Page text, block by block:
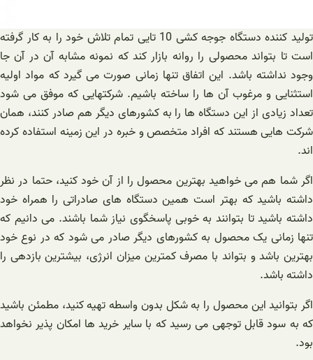
تولید کننده دستگاه جوجه کشی 10 تایی تمام تلاش خود را به کار گرفته
است تا بتواند محصولی را روانه بازار کند که نمونه مشابه آن در آن جا
وجود نداشته باشد. این اتفاق تنها زمانی صورت می گیرد که مواد اولیه
استثنایی و مرغوب آن ها را ساخته باشیم. شرکتهایی که موفق می شود
تعداد زیادی از این دستگاه ها را به کشورهای دیگر هم صادر کنند، همان
شرکت هایی هستند که افراد متخصص و خبره در این زمینه استفاده کرده
اند.
اگر شما هم می خواهید بهترین محصول را از آن خود کنید، حتما در نظر
داشته باشید که بهتر است همین دستگاه های صادراتی را همراه خود
داشته باشید تا بتوانند به خوبی پاسخگوی نیاز شما باشند. می دانیم که
تنها زمانی یک محصول به کشورهای دیگر صادر می شود که در نوع خود
بهترین باشد و بتواند با مصرف کمترین میزان انرژی، بیشترین بازدهی را
داشته باشد.
اگر بتوانید این محصول را به شکل بدون واسطه تهیه کنید، مطمئن باشید
که به سود قابل توجهی می رسید که با سایر خرید ها امکان پذیر نخواهد
بود.